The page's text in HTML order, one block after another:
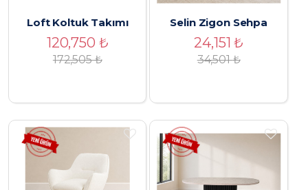
Loft Koltuk Takımı
120,750 ₺
172,505 ₺
Selin Zigon Sehpa
24,151₺
34,501₺